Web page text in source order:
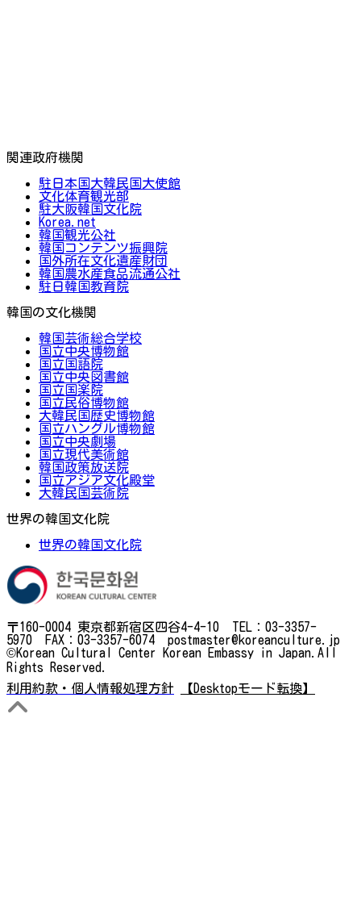
関連政府機関
駐日本国大韓民国大使館
文化体育観光部
駐大阪韓国文化院
Korea.net
韓国観光公社
韓国コンテンツ振興院
国外所在文化遺産財団
韓国農水産食品流通公社
駐日韓国教育院
韓国の文化機関
韓国芸術総合学校
国立中央博物館
国立国語院
国立中央図書館
国立国楽院
国立民俗博物館
大韓民国歴史博物館
国立ハングル博物館
国立中央劇場
国立現代美術館
韓国政策放送院
国立アジア文化殿堂
大韓民国芸術院
世界の韓国文化院
世界の韓国文化院
〒160-0004 東京都新宿区四谷4-4-10 TEL：03-3357-
5970 FAX：03-3357-6074 postmaster@koreanculture.jp
©Korean Cultural Center Korean Embassy in Japan.All
Rights Reserved.
利用約款・個人情報処理方針
【Desktopモード転換】